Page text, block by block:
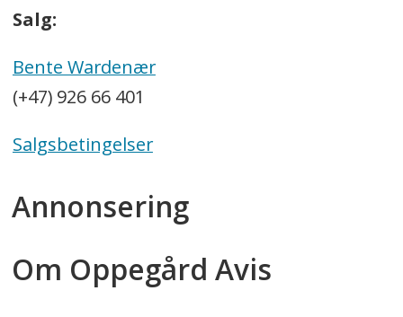
Salg:
Bente Wardenær
(+47) 926 66 401
Salgsbetingelser
Annonsering
Om Oppegård Avis